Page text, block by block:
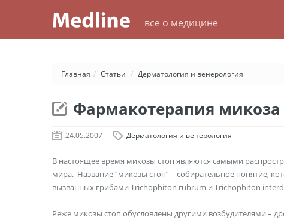
все о медицине
Главная / Статьи / Дерматология и венерология
Фармакотерапия микоза
24.05.2007 Дерматология и венерология
В настоящее время микозы стоп являются самыми
мира. Название “микозы стоп” – собирательное понятие,
вызванных грибами Trichophiton rubrum и Trichophiton
Реже микозы стоп обусловлены другими возбудителями –